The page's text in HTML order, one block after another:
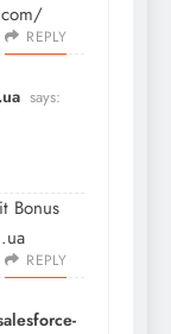
REPLY
says:
Bonus
REPLY